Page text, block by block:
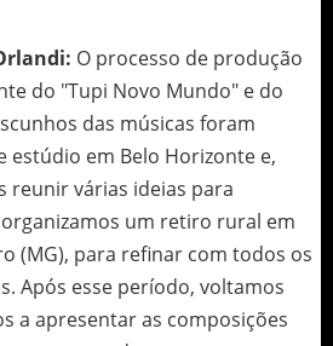
O processo de produção
do "Tupi Novo Mundo" e do
das músicas foram
em Belo Horizonte e,
reunir várias ideias para
um retiro rural em
(MG), para refinar com todos os
Após esse período, voltamos
a apresentar as composições